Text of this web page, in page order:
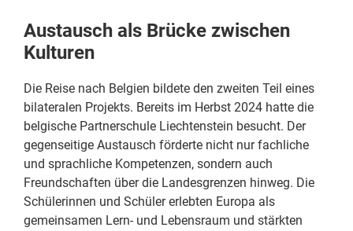
Austausch als Brücke zwischen
Kulturen
Die Reise nach Belgien bildete den zweiten Teil eines
bilateralen Projekts. Bereits im Herbst 2024 hatte die
belgische Partnerschule Liechtenstein besucht. Der
gegenseitige Austausch förderte nicht nur fachliche
und sprachliche Kompetenzen, sondern auch
Freundschaften über die Landesgrenzen hinweg. Die
Schülerinnen und Schüler erlebten Europa als
gemeinsamen Lern- und Lebensraum und stärkten